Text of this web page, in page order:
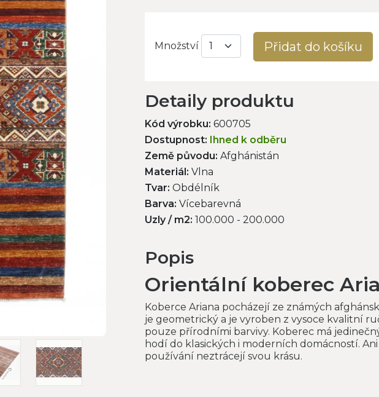
Množství Přidat do košíku
Detaily produktu
Kód výrobku: 600705
Dostupnost:
Ihned k odběru
Země původu: Afghánistán
Materiál: Vlna
Tvar: Obdélník
Barva: Vícebarevná
Uzly / m2: 100.000 - 200.000
Popis
Orientální koberec
Koberce Ariana pocházejí ze známých
je geometrický a je vyroben z vysoce kvalitní
pouze přírodními barvivy. Koberec má
hodí do klasických i moderních domácností.
používání neztrácejí svou krásu.